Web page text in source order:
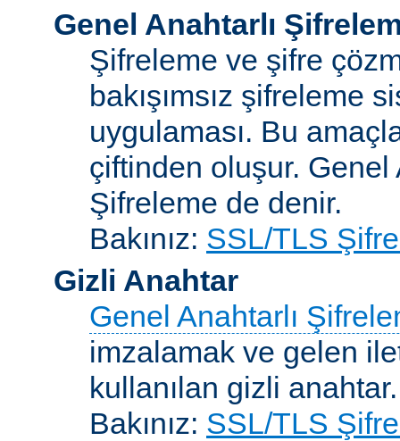
Genel Anahtarlı
Şifreleme ve şifre
bakışımsız şifreleme
uygulaması. Bu
çiftinden oluşur. Genel
Şifreleme de denir.
Bakınız: SSL/TLS
Gizli Anahtar
Genel Anahtarlı
imzalamak ve gelen
kullanılan gizli anahtar.
Bakınız: SSL/TLS